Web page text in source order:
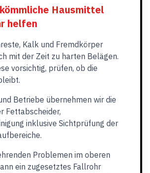
Hausmittel
helfen
Kalk und Fremdkörper
mit der Zeit zu harten Belägen.
vorsichtig, prüfen, ob die
Betriebe übernehmen wir die
Fettabscheider,
inklusive Sichtprüfung der
Problemen im oberen
ein zugesetztes Fallrohr